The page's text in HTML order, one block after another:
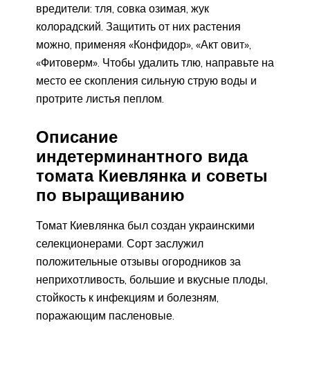
вредители: тля, совка озимая, жук
колорадский. Защитить от них растения
можно, применяя «Конфидор», «Акт овит»,
«Фитоверм». Чтобы удалить тлю, направьте на
место ее скопления сильную струю воды и
протрите листья пеплом.
Описание
индетерминантного вида
томата Киевлянка и советы
по выращиванию
Томат Киевлянка был создан украинскими
селекционерами. Сорт заслужил
положительные отзывы огородников за
неприхотливость, большие и вкусные плоды,
стойкость к инфекциям и болезням,
поражающим пасленовые.